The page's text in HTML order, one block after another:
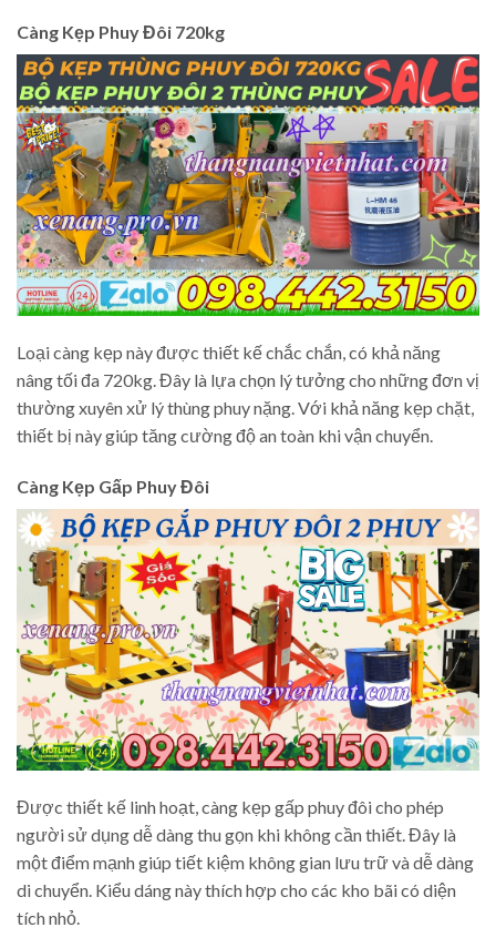
Càng Kẹp Phuy Đôi 720kg
Loại càng kẹp này được thiết kế chắc chắn, có khả năng
nâng tối đa 720kg. Đây là lựa chọn lý tưởng cho những đơn vị
thường xuyên xử lý thùng phuy nặng. Với khả năng kẹp chặt,
thiết bị này giúp tăng cường độ an toàn khi vận chuyển.
Càng Kẹp Gấp Phuy Đôi
Được thiết kế linh hoạt, càng kẹp gấp phuy đôi cho phép
người sử dụng dễ dàng thu gọn khi không cần thiết. Đây là
một điểm mạnh giúp tiết kiệm không gian lưu trữ và dễ dàng
di chuyển. Kiểu dáng này thích hợp cho các kho bãi có diện
tích nhỏ.